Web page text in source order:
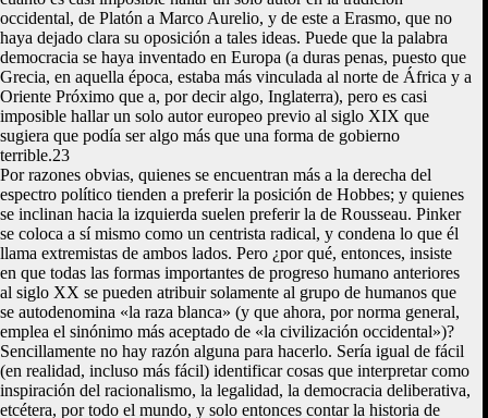
occidental, de Platón a Marco Aurelio, y de este a Erasmo, que no
haya dejado clara su oposición a tales ideas. Puede que la palabra
democracia se haya inventado en Europa (a duras penas, puesto que
Grecia, en aquella época, estaba más vinculada al norte de África y a
Oriente Próximo que a, por decir algo, Inglaterra), pero es casi
imposible hallar un solo autor europeo previo al siglo XIX que
sugiera que podía ser algo más que una forma de gobierno
terrible.23
Por razones obvias, quienes se encuentran más a la derecha del
espectro político tienden a preferir la posición de Hobbes; y quienes
se inclinan hacia la izquierda suelen preferir la de Rousseau. Pinker
se coloca a sí mismo como un centrista radical, y condena lo que él
llama extremistas de ambos lados. Pero ¿por qué, entonces, insiste
en que todas las formas importantes de progreso humano anteriores
al siglo XX se pueden atribuir solamente al grupo de humanos que
se autodenomina «la raza blanca» (y que ahora, por norma general,
emplea el sinónimo más aceptado de «la civilización occidental»)?
Sencillamente no hay razón alguna para hacerlo. Sería igual de fácil
(en realidad, incluso más fácil) identificar cosas que interpretar como
inspiración del racionalismo, la legalidad, la democracia deliberativa,
etcétera, por todo el mundo, y solo entonces contar la historia de